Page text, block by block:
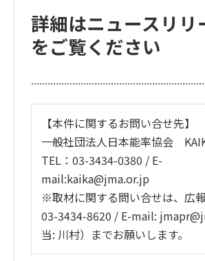
詳細はニュースリリ
をご覧ください
【本件に関するお問い合せ先】
一般社団法人日本能率協会
TEL：03-3434-0380 / E-
mail:kaika@jma.or.jp
※取材に関する問い合せは、広
03-3434-8620 / E-mail:
当: 川村）までお願いします。